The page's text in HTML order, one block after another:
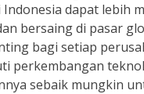
dapat lebih
bersaing di pasar
bagi setiap
perkembangan
sebaik mungkin